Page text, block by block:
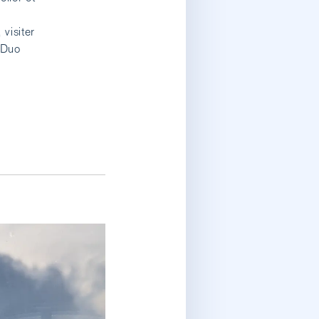
visiter